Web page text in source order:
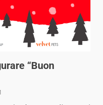
“Buon